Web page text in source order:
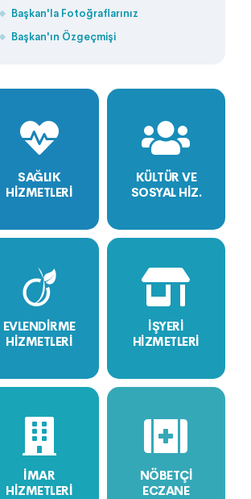
Başkan'la Fotoğraflarınız
Başkan'ın Özgeçmişi
SAĞLIK
HİZMETLERİ
KÜLTÜR VE
SOSYAL HİZ.
EVLENDİRME
HİZMETLERİ
İŞYERİ
HİZMETLERİ
İMAR
HİZMETLERİ
NÖBETÇİ
ECZANE